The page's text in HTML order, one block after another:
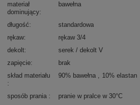
materiał
dominujący
bawełna
długość
standardowa
rękaw
rękaw 3/4
dekolt
serek / dekolt V
zapięcie
brak
skład materiału
90% bawełna 10% elastan
sposób prania pranie w pralce w 30°C